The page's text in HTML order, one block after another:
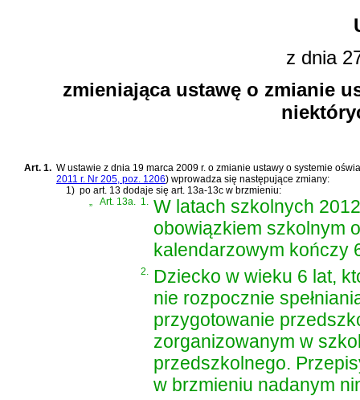
z dnia
zmieniająca ustawę o zmianie
Art. 1. Wustawie z dnia 19 marca 2009 r. o zmianie ustawy o systemie
2011 r. Nr 205, poz. 1206) wprowadza się następujące zmiany:
1) po art. 13 dodaje się art. 13a-13c w brzmieniu:
„
Art. 13a. 1. W latach szkolnych
obowiązkiem szkolnym
kalendarzowym kończy
2. Dziecko w wieku 6 lat,
nie rozpocznie
przygotowanie
zorganizowanym w
przedszkolnego.
w brzmieniu nadanym